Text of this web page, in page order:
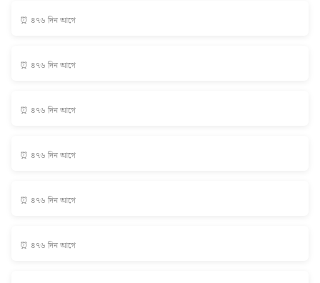
⏰ ৪৭৬ দিন আগে
⏰ ৪৭৬ দিন আগে
⏰ ৪৭৬ দিন আগে
⏰ ৪৭৬ দিন আগে
⏰ ৪৭৬ দিন আগে
⏰ ৪৭৬ দিন আগে